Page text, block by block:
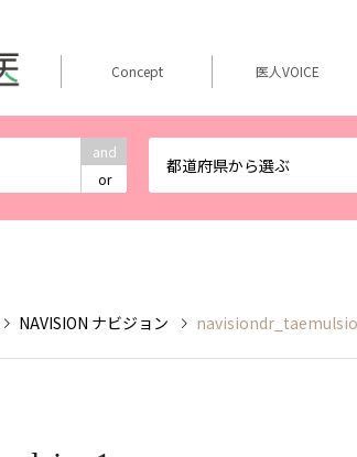
and
or
都道府県から選ぶ
Concept 医人VOICE
NAVISION ナビジョン